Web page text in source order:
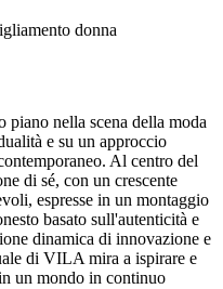
donna
piano nella scena della moda
e su un approccio
Al centro del
di sé, con un crescente
espresse in un montaggio
basato sull'autenticità e
dinamica di innovazione e
di VILA mira a ispirare e
un mondo in continuo